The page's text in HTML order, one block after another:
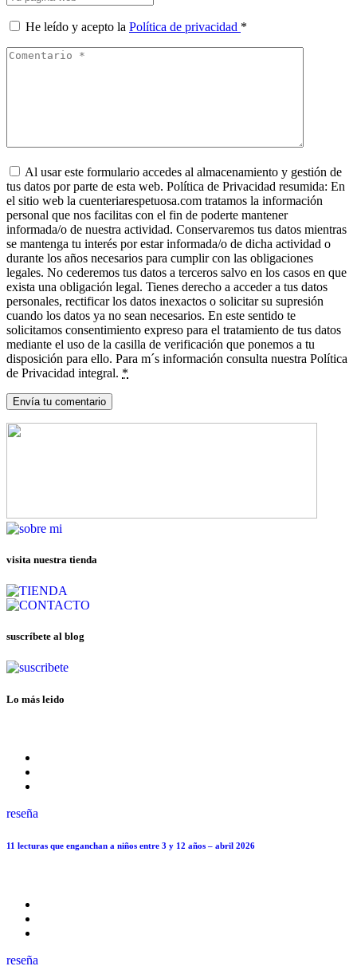
He leído y acepto la Política de privacidad *
Al usar este formulario accedes al almacenamiento y gestión de
tus datos por parte de esta web. Política de Privacidad resumida: En
el sitio web la cuenteriarespetuosa.com tratamos la información
personal que nos facilitas con el fin de poderte mantener
informada/o de nuestra actividad. Conservaremos tus datos mientras
se mantenga tu interés por estar informada/o de dicha actividad o
durante los años necesarios para cumplir con las obligaciones
legales. No cederemos tus datos a terceros salvo en los casos en que
exista una obligación legal. Tienes derecho a acceder a tus datos
personales, rectificar los datos inexactos o solicitar su supresión
cuando los datos ya no sean necesarios. En este sentido te
solicitamos consentimiento expreso para el tratamiento de tus datos
mediante el uso de la casilla de verificación que ponemos a tu
disposición para ello. Para m´s información consulta nuestra Política
de Privacidad integral. *
visita nuestra tienda
suscríbete al blog
Lo más leido
reseña
11 lecturas que enganchan a niños entre 3 y 12 años – abril 2026
reseña